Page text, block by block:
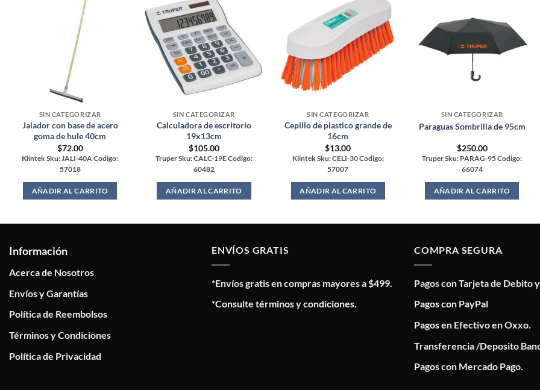
SIN CATEGORIZAR
Jalador con base de acero
goma de hule 40cm
$72.00
Klintek Sku: JALI-40A Codigo:
57018
AÑADIR AL CARRITO
SIN CATEGORIZAR
Calculadora de escritorio
19x13cm
$105.00
Truper Sku: CALC-19E Codigo:
60482
AÑADIR AL CARRITO
SIN CATEGORIZAR
Cepillo de plastico grande de
16cm
$13.00
Klintek Sku: CELI-30 Codigo:
57007
AÑADIR AL CARRITO
SIN CATEGORIZAR
Paraguas Sombrilla de 95cm
$250.00
Truper Sku: PARAG-95 Codigo:
66074
AÑADIR AL CARRITO
Información
Acerca de Nosotros
Envíos y Garantías
Política de Reembolsos
Términos y Condiciones
Política de Privacidad
ENVÍOS GRATIS
*Envíos gratis en compras mayores a $499.
*Consulte términos y condiciones.
COMPRA SEGURA
Pagos con Tarjeta de Debito
Pagos con PayPal
Pagos en Efectivo en Oxxo.
Transferencia /Deposito
Pagos con Mercado Pago.